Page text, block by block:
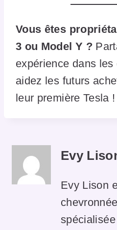
Vous êtes
3 ou Model Y ?
expérience dans
aidez les futurs
leur première Tesla !
Evy
Evy Lison